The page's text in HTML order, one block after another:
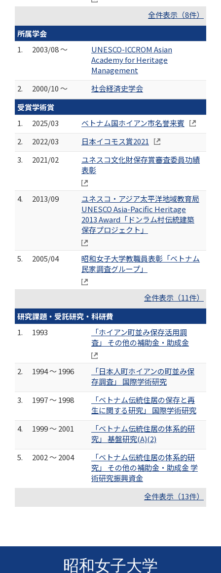
全件表示（8件）
所属学会
1.
2003/08 ～
UNESCO-ICCROM Asian
Academy for Heritage
Management
2.
2000/10 ～
社会経済史学会
受賞学術賞
1.
2025/03
ベトナム国ホイアン市名誉来賓
2.
2022/03
日本イコモス賞2021
3.
2021/02
ユネスコ文化財保存賞審査委員功績
表彰
4. 2013/09
ユネスコ・アジア太平洋地域教育局
UNESCO Asia-Pacific Heritage
2013 Award「ドンラム村伝統建築
保存プロジェクト」
5. 2005/04
昭和女子大学教職員表彰「ベトナム
民家調査グループ」
全件表示（11件）
研究課題・受託研究・科研費
1.
1993
「ホイアン町並み保存活用調
査」 その他の補助金・助成金
2. 1994 ～ 1996
「日本人町ホイアンの町並み保
存調査」 国際学術研究
3.
1997 ～ 1998
「ベトナム伝統住居の保存と再
生に関する研究」 国際学術研究
4.
1999 ～ 2001
「ベトナム伝統住居の体系的研
究」 基盤研究(A)(2)
5.
2002 ～ 2004
「ベトナム伝統住居の体系的研
究」 その他の補助金・助成金 学
術研究振興資金
全件表示（13件）
昭和女子大学